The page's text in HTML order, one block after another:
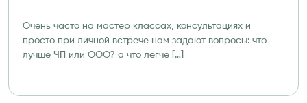
Очень часто на мастер классах, консультациях и
просто при личной встрече нам задают вопросы: что
лучше ЧП или ООО? а что легче […]